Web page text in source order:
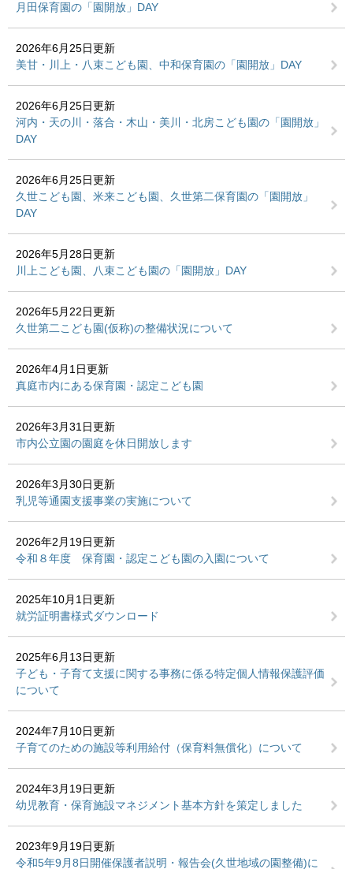
月田保育園の「園開放」DAY
2026年6月25日更新
美甘・川上・八束こども園、中和保育園の「園開放」DAY
2026年6月25日更新
河内・天の川・落合・木山・美川・北房こども園の「園開放」
DAY
2026年6月25日更新
久世こども園、米来こども園、久世第二保育園の「園開放」
DAY
2026年5月28日更新
川上こども園、八束こども園の「園開放」DAY
2026年5月22日更新
久世第二こども園(仮称)の整備状況について
2026年4月1日更新
真庭市内にある保育園・認定こども園
2026年3月31日更新
市内公立園の園庭を休日開放します
2026年3月30日更新
乳児等通園支援事業の実施について
2026年2月19日更新
令和８年度 保育園・認定こども園の入園について
2025年10月1日更新
就労証明書様式ダウンロード
2025年6月13日更新
子ども・子育て支援に関する事務に係る特定個人情報保護評価
について
2024年7月10日更新
子育てのための施設等利用給付（保育料無償化）について
2024年3月19日更新
幼児教育・保育施設マネジメント基本方針を策定しました
2023年9月19日更新
令和5年9月8日開催保護者説明・報告会(久世地域の園整備)に